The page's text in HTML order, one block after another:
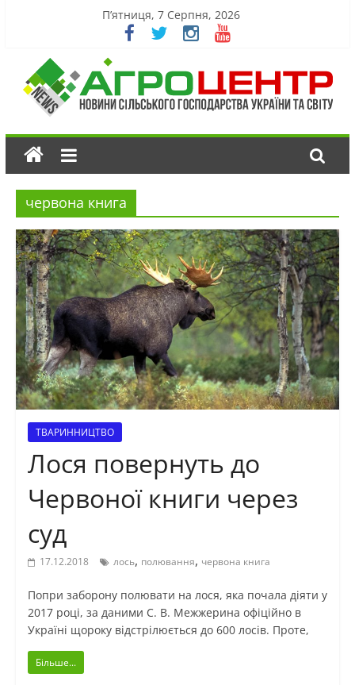
П’ятниця, 7 Серпня, 2026
червона книга
ТВАРИННИЦТВО
Лося повернуть до
Червоної книги через
суд
17.12.2018 лось, полювання, червона книга
Попри заборону полювати на лося, яка почала діяти у
2017 році, за даними С. В. Межжерина офіційно в
Україні щороку відстрілюється до 600 лосів. Проте,
Більше...